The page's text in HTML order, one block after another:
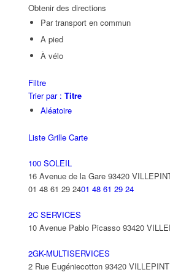
Obtenir des directions
Par transport en commun
A pied
À vélo
Filtre
Trier par : Titre
Aléatoire
Liste Grille Carte
100 SOLEIL
16 Avenue de la Gare 93420
01 48 61 29 2401 48 61 29 24
2C SERVICES
10 Avenue Pablo Picasso 93420
2GK-MULTISERVICES
2 Rue Eugéniecotton 93420